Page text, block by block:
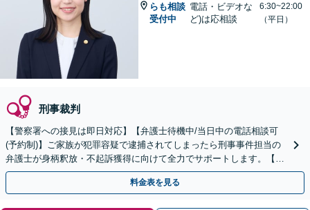
らも相談
受付中
電話・ビデオな
ど)は応相談
6:30~22:00
（平日）
刑事裁判
【警察署への接見は即日対応】【弁護士待機中/当日中の電話相談可
(予約制)】ご家族が犯罪容疑で逮捕されてしまったら刑事事件担当の
弁護士が身柄釈放・不起訴獲得に向けて全力でサポートします。【毎
月100名以上の相談実績】【関東エリア対応】
料金表を見る